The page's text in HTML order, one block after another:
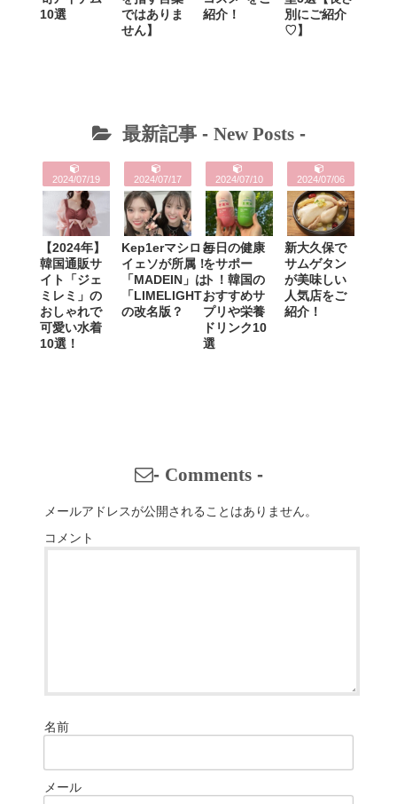
10選
ではありま
せん】
紹介！
別にご紹介
♡】
最新記事 - New Posts-
2024/07/19
【2024年】
韓国通販サ
イト「ジェ
ミレミ」の
おしゃれで
可愛い水着
10選！
2024/07/17
Kep1erマシロと
イェソが所属！
「MADEIN」は
「LIMELIGHT」
の改名版？
2024/07/10
毎日の健康
をサポー
ト！韓国の
おすすめサ
プリや栄養
ドリンク10
選
2024/07/06
新大久保で
サムゲタン
が美味しい
人気店をご
紹介！
- Comments-
メールアドレスが公開されることはありません。
コメント
名前
メール